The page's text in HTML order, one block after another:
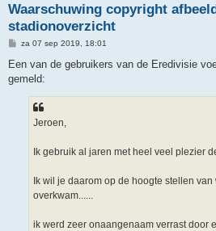
Waarschuwing copyright
stadionoverzicht
B
r
c
za 07 sep 2019, 18:01
Een van de gebruikers van de Eredivisie
gemeld:
Jeroen,
Ik gebruik al jaren met heel veel plezier
Ik wil je daarom op de hoogte stellen
overkwam......
ik werd zeer onaangenaam verrast door